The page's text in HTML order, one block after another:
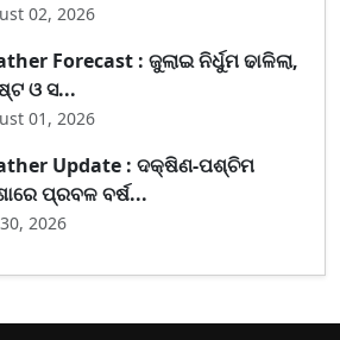
02, 2026
Forecast : ଜୁଲାଇ ନିର୍ଧୁମ ଢାଳିଲା,
ଓ ସ...
01, 2026
Update : ଦକ୍ଷିଣ-ପଶ୍ଚିମ
ପ୍ରବଳ ବର୍ଷ...
2026